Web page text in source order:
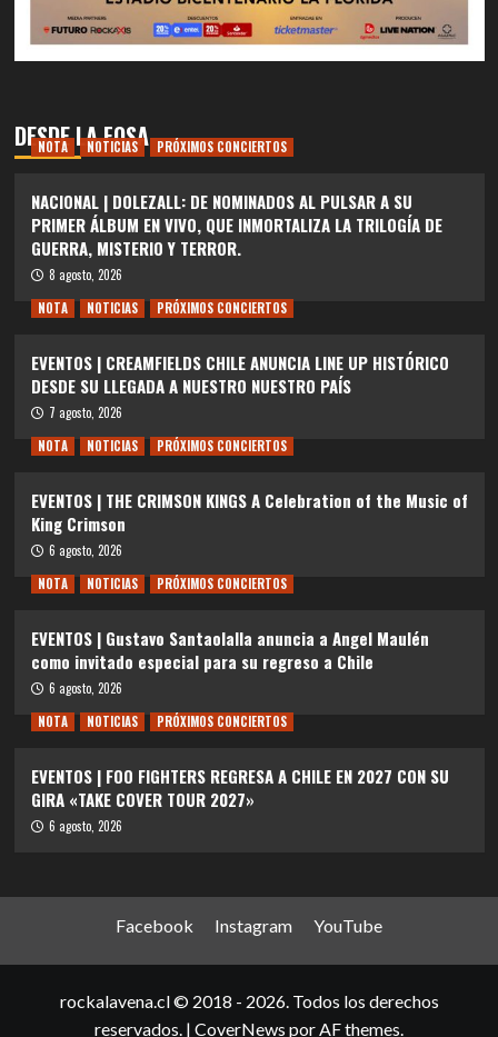
DESDE LA FOSA
NOTA NOTICIAS PRÓXIMOS CONCIERTOS
NACIONAL | DOLEZALL: DE NOMINADOS AL PULSAR A SU
PRIMER ÁLBUM EN VIVO, QUE INMORTALIZA LA TRILOGÍA DE
GUERRA, MISTERIO Y TERROR.
8 agosto, 2026
NOTA
NOTICIAS PRÓXIMOS CONCIERTOS
EVENTOS | CREAMFIELDS CHILE ANUNCIA LINE UP HISTÓRICO
DESDE SU LLEGADA A NUESTRO NUESTRO PAÍS
7 agosto, 2026
NOTA
NOTICIAS PRÓXIMOS CONCIERTOS
EVENTOS | THE CRIMSON KINGS A Celebration of the Music of
King Crimson
6 agosto, 2026
NOTA
NOTICIAS PRÓXIMOS CONCIERTOS
EVENTOS | Gustavo Santaolalla anuncia a Angel Maulén
como invitado especial para su regreso a Chile
6 agosto, 2026
NOTA
NOTICIAS PRÓXIMOS CONCIERTOS
EVENTOS | FOO FIGHTERS REGRESA A CHILE EN 2027 CON SU
GIRA «TAKE COVER TOUR 2027»
6 agosto, 2026
Facebook Instagram YouTube
rockalavena.cl © 2018 - 2026. Todos los derechos
reservados. | CoverNews por AF themes.